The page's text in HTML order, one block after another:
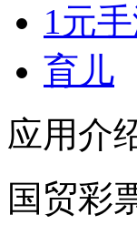
1元
育儿
应用介
国贸彩